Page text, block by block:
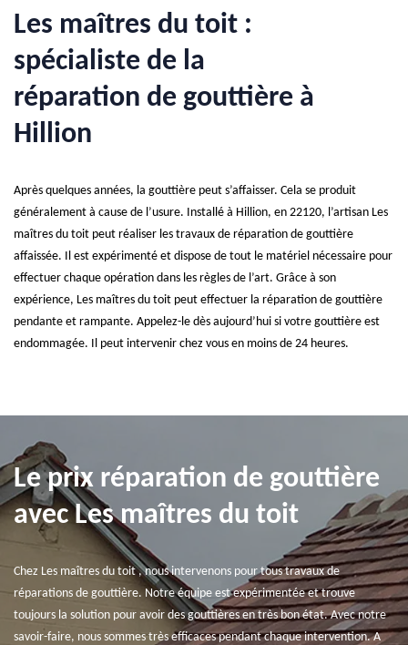
Les maîtres du toit :
spécialiste de la
réparation de gouttière à
Hillion
Après quelques années, la gouttière peut s’affaisser. Cela se produit
généralement à cause de l’usure. Installé à Hillion, en 22120, l’artisan Les
maîtres du toit peut réaliser les travaux de réparation de gouttière
affaissée. Il est expérimenté et dispose de tout le matériel nécessaire pour
effectuer chaque opération dans les règles de l’art. Grâce à son
expérience, Les maîtres du toit peut effectuer la réparation de gouttière
pendante et rampante. Appelez-le dès aujourd’hui si votre gouttière est
endommagée. Il peut intervenir chez vous en moins de 24 heures.
Le prix réparation de gouttière
avec Les maîtres du toit
Chez Les maîtres du toit , nous intervenons pour tous travaux de
réparations de gouttière. Notre équipe est expérimentée et trouve
toujours la solution pour avoir des gouttières en très bon état. Avec notre
savoir-faire, nous sommes très efficaces pendant chaque intervention. A